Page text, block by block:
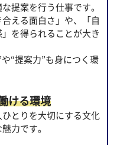
提案を行う仕事です。
える面白さ」や、「自
を得られることが大き
“提案力”も身につく環
ける環境
とりを大切にする文化
力です。